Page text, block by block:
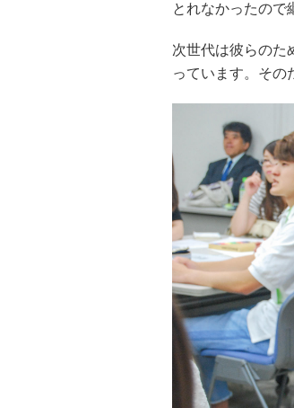
とれなかったので
次世代は彼らのた
っています。その